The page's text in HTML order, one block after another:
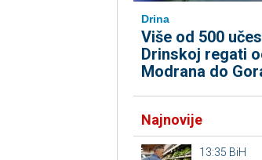
Drina
Više od 500
Drinskoj regati
Modrana do
Najnovije
13:35 BiH